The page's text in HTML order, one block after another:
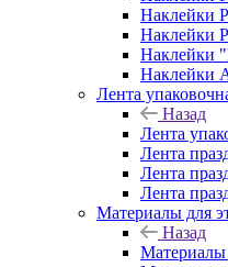
Наклейки
Наклейки
Наклейки
Наклейки
Лента
Назад
Лента
Лента
Лента
Лента
Материалы для
Назад
Материалы